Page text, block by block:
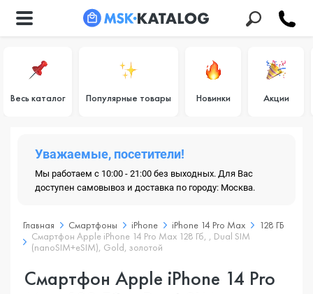
Весь каталог Популярные товары Новинки Акции
Уважаемые, посетители!
Мы работаем с 10:00 - 21:00 без выходных. Для Вас
доступен самовывоз и доставка по городу: Москва.
Главная Смартфоны iPhone iPhone 14 Pro Max
128 ГБ
Смартфон Apple iPhone 14 Pro Max 128 Гб, , Dual SIM
(nanoSIM+eSIM), Gold, золотой
Смартфон Apple iPhone 14 Pro